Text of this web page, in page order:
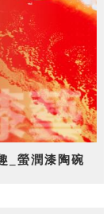
_螢潤漆陶碗